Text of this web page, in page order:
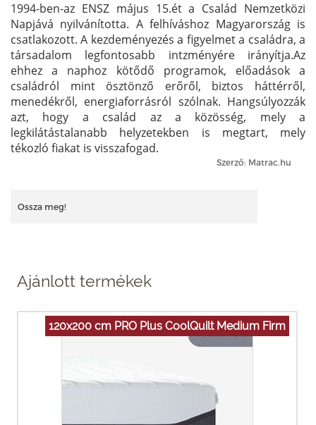
1994-ben-az ENSZ május 15.ét a Család Nemzetközi
Napjává nyilvánította. A felhíváshoz Magyarország is
csatlakozott. A kezdeményezés a figyelmet a családra, a
társadalom legfontosabb intzményére irányítja.Az
ehhez a naphoz kötődő programok, előadások a
családról mint ösztönző erőről, biztos háttérről,
menedékről, energiaforrásról szólnak. Hangsúlyozzák
azt, hogy a család az a közösség, mely a
legkilátástalanabb helyzetekben is megtart, mely
tékozló fiakat is visszafogad.
Szerző: Matrac.hu
Ossza meg!
Ajánlott termékek
120x200 cm PRO Plus CoolQuilt Medium Firm